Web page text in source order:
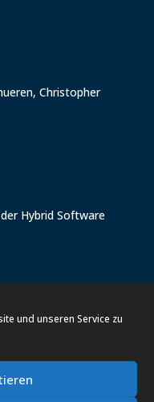
und unseren Service zu
Christopher
Hybrid Software